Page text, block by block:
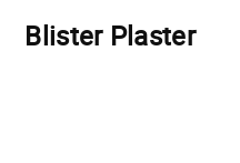
Blister Plaster